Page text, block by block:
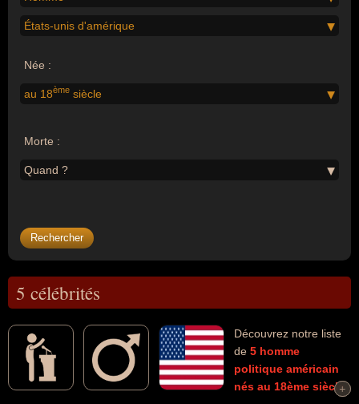
États-unis d'amérique
Née :
au 18ème siècle
Morte :
Quand ?
5 célébrités
Découvrez notre liste
de 5 homme
politique américain
nés au 18ème siècle
+
+